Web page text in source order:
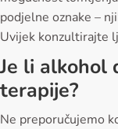
podjelne oznake –
Uvijek konzultirajte
Je li alkohol
terapije?
Ne preporučujemo